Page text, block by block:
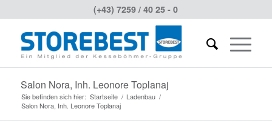
(+43) 7259 / 40 25 - 0
Salon Nora, Inh. Leonore Toplanaj
Sie befinden sich hier: Startseite / Ladenbau /
Salon Nora, Inh. Leonore Toplanaj